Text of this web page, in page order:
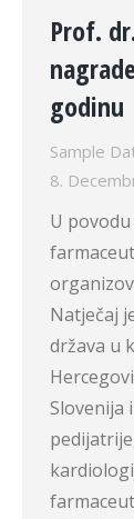
Prof.
godinu
Sample
8.
U
Natječaj
država u
Slovenija